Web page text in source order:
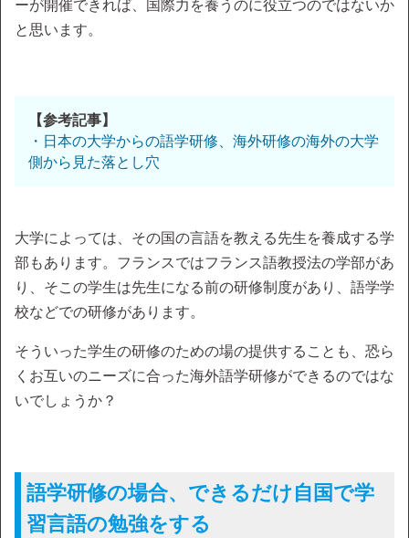
ーが開催できれば、国際力を養うのに役立つのではないか
と思います。
【参考記事】
・日本の大学からの語学研修、海外研修の海外の大学
側から見た落とし穴
大学によっては、その国の言語を教える先生を養成する学
部もあります。フランスではフランス語教授法の学部があ
り、そこの学生は先生になる前の研修制度があり、語学学
校などでの研修があります。
そういった学生の研修のための場の提供することも、恐ら
くお互いのニーズに合った海外語学研修ができるのではな
いでしょうか？
語学研修の場合、できるだけ自国で学
習言語の勉強をする